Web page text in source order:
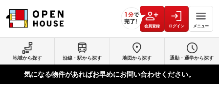
会員登録 ログイン メニュー
地域から探す 沿線・駅から探す 地図から探す 通勤・通学から探す
気になる物件があればお早めにお問い合わせください。